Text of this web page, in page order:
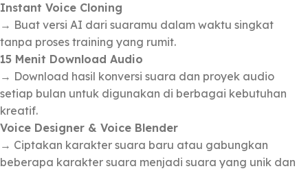
Instant Voice Cloning
→ Buat versi AI dari suaramu dalam waktu singkat
tanpa proses training yang rumit.
15 Menit Download Audio
→ Download hasil konversi suara dan proyek audio
setiap bulan untuk digunakan di berbagai kebutuhan
kreatif.
Voice Designer & Voice Blender
→ Ciptakan karakter suara baru atau gabungkan
beberapa karakter suara menjadi suara yang unik dan